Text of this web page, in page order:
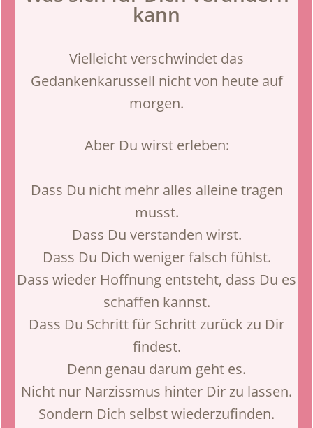
kann
Vielleicht verschwindet das
Gedankenkarussell nicht von heute auf
morgen.
Aber Du wirst erleben:
Dass Du nicht mehr alles alleine tragen
musst.
Dass Du verstanden wirst.
Dass Du Dich weniger falsch fühlst.
Dass wieder Hoffnung entsteht, dass Du es
schaffen kannst.
Dass Du Schritt für Schritt zurück zu Dir
findest.
Denn genau darum geht es.
Nicht nur Narzissmus hinter Dir zu lassen.
Sondern Dich selbst wiederzufinden.